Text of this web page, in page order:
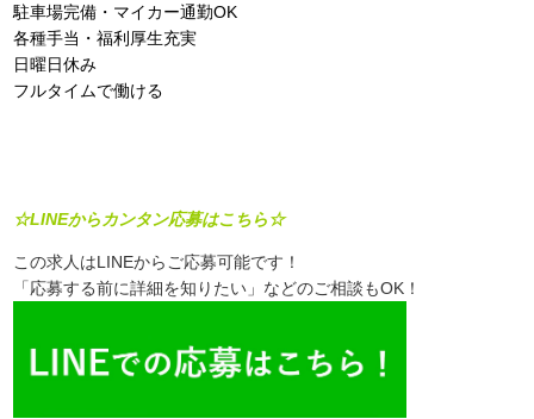
駐車場完備・マイカー通勤OK
各種手当・福利厚生充実
日曜日休み
フルタイムで働ける
☆LINEからカンタン応募はこちら☆
この求人はLINEからご応募可能です！
「応募する前に詳細を知りたい」などのご相談もOK！